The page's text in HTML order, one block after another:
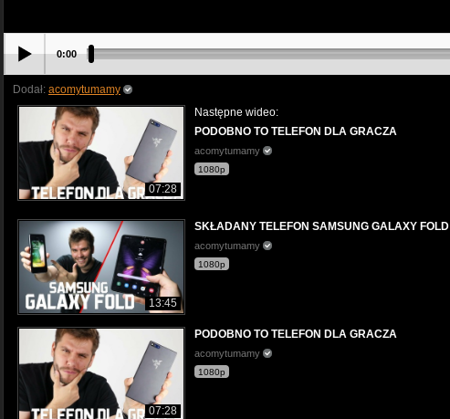
0:00
Dodał: acomytumamy
07:28
Następne wideo:
PODOBNO TO TELEFON DLA GRACZA
acomytumamy
1080p
13:45
SKŁADANY TELEFON SAMSUNG GALAXY FOLD
acomytumamy
1080p
07:28
PODOBNO TO TELEFON DLA GRACZA
acomytumamy
1080p